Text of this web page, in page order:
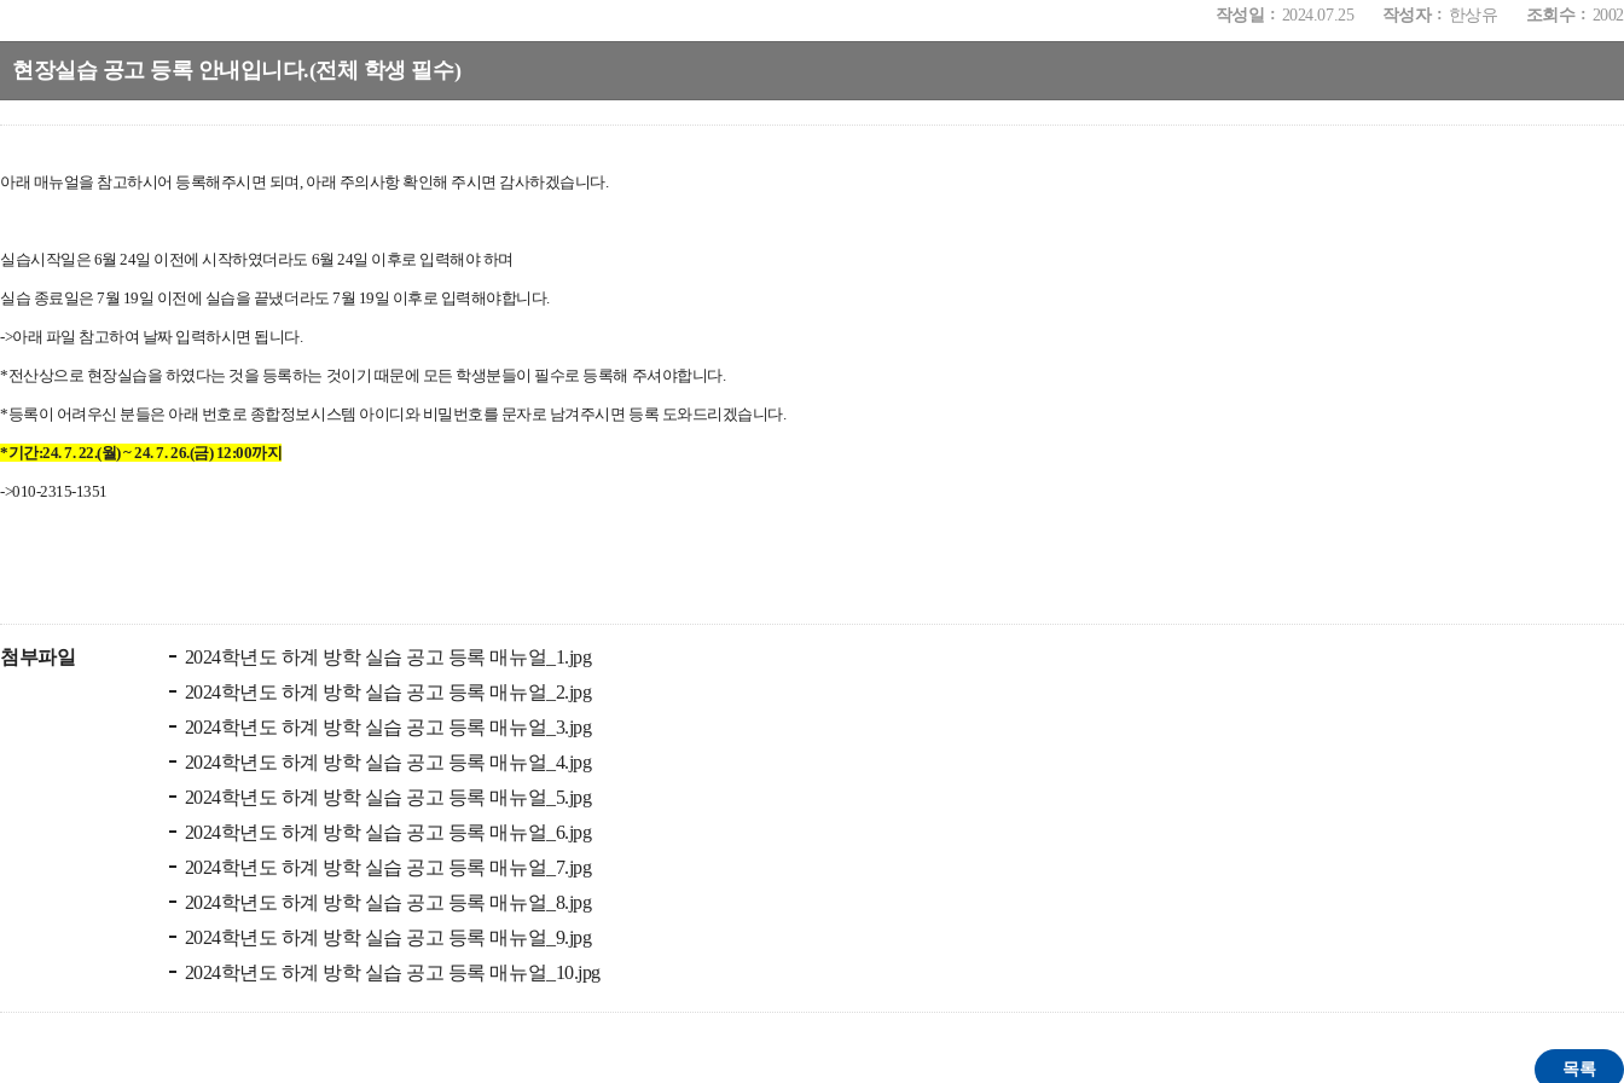
작성일 2024.07.25 작성자 한상유 조회수 2002
현장실습 공고 등록 안내입니다.(전체 학생 필수)
아래 매뉴얼을 참고하시어 등록해주시면 되며, 아래 주의사항 확인해 주시면 감사하겠습니다.
실습시작일은 6월 24일 이전에 시작하였더라도 6월 24일 이후로 입력해야 하며
실습 종료일은 7월 19일 이전에 실습을 끝냈더라도 7월 19일 이후로 입력해야합니다.
->아래 파일 참고하여 날짜 입력하시면 됩니다.
*전산상으로 현장실습을 하였다는 것을 등록하는 것이기 때문에 모든 학생분들이 필수로 등록해 주셔야합니다.
*등록이 어려우신 분들은 아래 번호로 종합정보시스템 아이디와 비밀번호를 문자로 남겨주시면 등록 도와드리겠습니다.
*기간:24. 7. 22.(월) ~ 24. 7. 26.(금) 12:00까지
->010-2315-1351
첨부파일
2024학년도 하계 방학 실습 공고 등록 매뉴얼_1.jpg
2024학년도 하계 방학 실습 공고 등록 매뉴얼_2.jpg
2024학년도 하계 방학 실습 공고 등록 매뉴얼_3.jpg
2024학년도 하계 방학 실습 공고 등록 매뉴얼_4.jpg
2024학년도 하계 방학 실습 공고 등록 매뉴얼_5.jpg
2024학년도 하계 방학 실습 공고 등록 매뉴얼_6.jpg
2024학년도 하계 방학 실습 공고 등록 매뉴얼_7.jpg
2024학년도 하계 방학 실습 공고 등록 매뉴얼_8.jpg
2024학년도 하계 방학 실습 공고 등록 매뉴얼_9.jpg
2024학년도 하계 방학 실습 공고 등록 매뉴얼_10.jpg